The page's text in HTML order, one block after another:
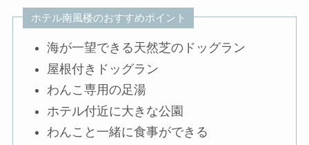
ホテル南風楼のおすすめポイント
海が一望できる天然芝のドッグラン
屋根付きドッグラン
わんこ専用の足湯
ホテル付近に大きな公園
わんこと一緒に食事ができる